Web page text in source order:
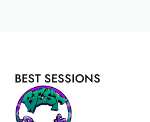
BEST SESSIONS